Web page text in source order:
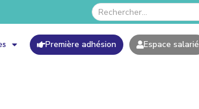
Première adhésion Espace salarié